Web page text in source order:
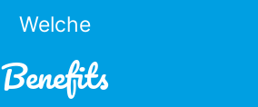
Welche
Benefits